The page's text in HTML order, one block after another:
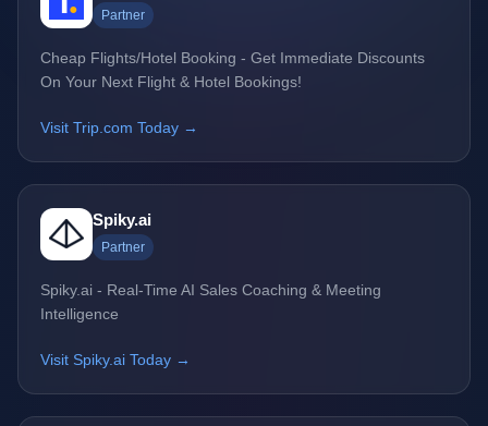
Partner
Cheap Flights/Hotel Booking - Get Immediate Discounts
On Your Next Flight & Hotel Bookings!
Visit Trip.com Today →
Spiky.ai
Partner
Spiky.ai - Real-Time AI Sales Coaching & Meeting
Intelligence
Visit Spiky.ai Today →